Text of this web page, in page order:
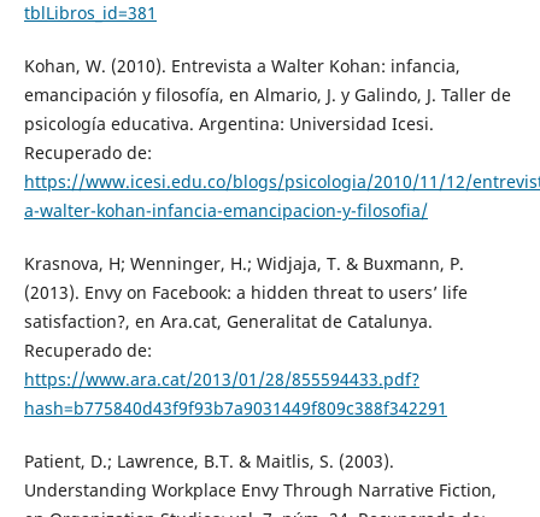
tblLibros_id=381
Kohan, W. (2010). Entrevista a Walter Kohan: infancia,
emancipación y filosofía, en Almario, J. y Galindo, J. Taller de
psicología educativa. Argentina: Universidad Icesi.
Recuperado de:
https://www.icesi.edu.co/blogs/psicologia/2010/11/12/
a-walter-kohan-infancia-emancipacion-y-filosofia/
Krasnova, H; Wenninger, H.; Widjaja, T. & Buxmann, P.
(2013). Envy on Facebook: a hidden threat to users’ life
satisfaction?, en Ara.cat, Generalitat de Catalunya.
Recuperado de:
https://www.ara.cat/2013/01/28/855594433.pdf?
hash=b775840d43f9f93b7a9031449f809c388f342291
Patient, D.; Lawrence, B.T. & Maitlis, S. (2003).
Understanding Workplace Envy Through Narrative Fiction,